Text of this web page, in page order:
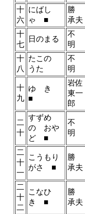
十
六
にばし
ゃ ■
勝
承夫
十
七
日のまる
不
明
十
八
たこの
うた
不
明
十
九
ゆ き
■
岩佐
東一
郎
二
十
すずめ
の おや
ど ■
不
明
二
十
一
こうもり
がさ ■
勝
承夫
二
十
二
こなひ
き ■
勝
承夫